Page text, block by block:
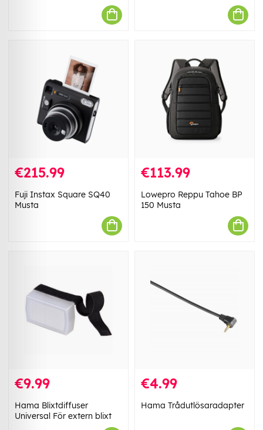
€215.99
Fuji Instax Square SQ40
Musta
€113.99
Lowepro Reppu Tahoe BP
150 Musta
€9.99
Hama Blixtdiffuser
Universal För extern blixt
€4.99
Hama Trådutlösaradapter